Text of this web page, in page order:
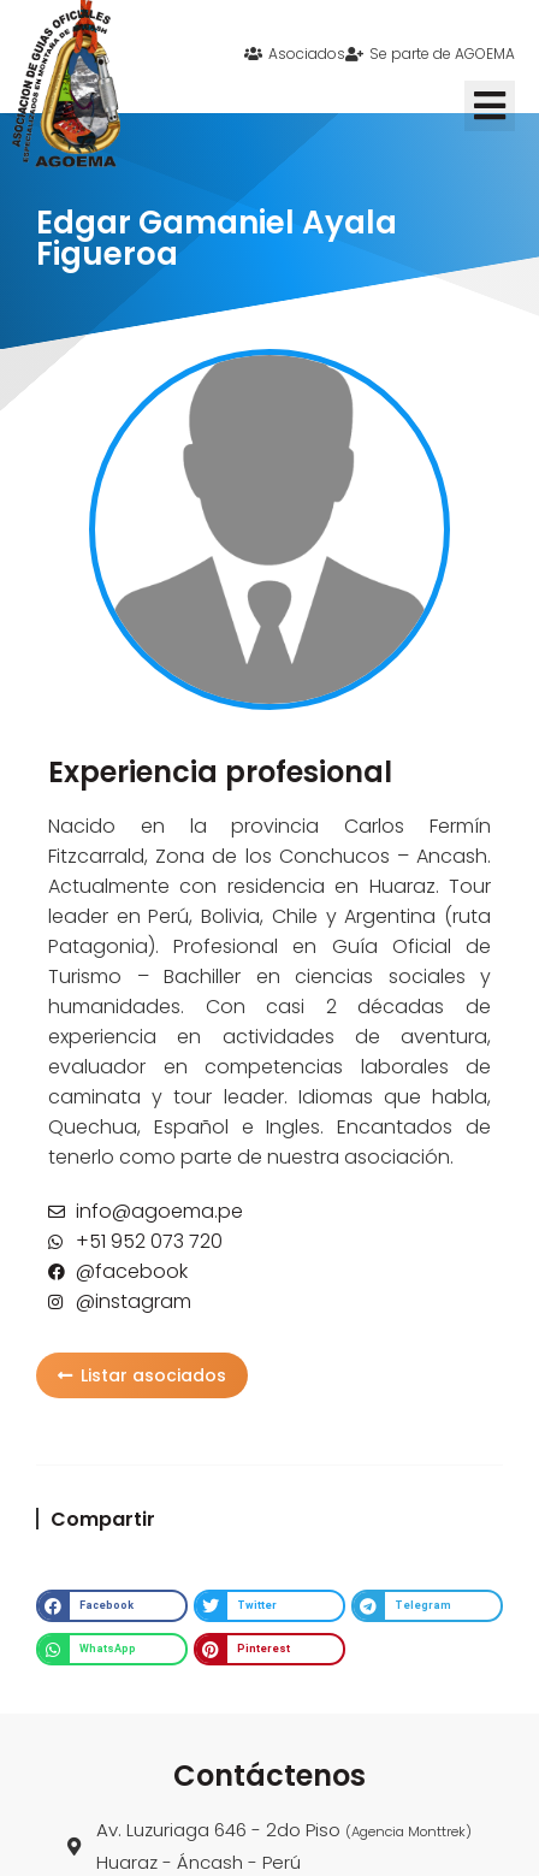
Asociados Se parte de AGOEMA
Edgar Gamaniel Ayala
Figueroa
Experiencia profesional
Nacido en la provincia Carlos Fermín
Fitzcarrald, Zona de los Conchucos – Ancash.
Actualmente con residencia en Huaraz. Tour
leader en Perú, Bolivia, Chile y Argentina (ruta
Patagonia). Profesional en Guía Oficial de
Turismo – Bachiller en ciencias sociales y
humanidades. Con casi 2 décadas de
experiencia en actividades de aventura,
evaluador en competencias laborales de
caminata y tour leader. Idiomas que habla,
Quechua, Español e Ingles. Encantados de
tenerlo como parte de nuestra asociación.
info@agoema.pe
+51 952 073 720
@facebook
@instagram
Listar asociados
Compartir
Facebook Twitter Telegram
WhatsApp Pinterest
Contáctenos
Av. Luzuriaga 646 - 2do Piso (Agencia Monttrek)
Huaraz - Áncash - Perú